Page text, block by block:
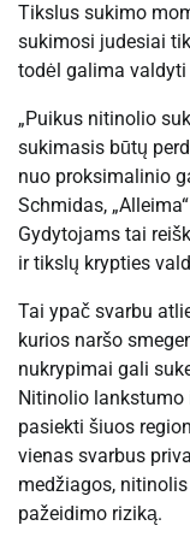
Tikslus sukimo
sukimosi judesiai
todėl galima
„Puikus nitinolio
sukimasis būtų
nuo proksimalinio
Schmidas,
Gydytojams tai
ir tikslų krypties
Tai ypač svarbu
kurios naršo
nukrypimai gali
Nitinolio lankstumo
pasiekti šiuos
vienas svarbus
medžiagos,
pažeidimo riziką.